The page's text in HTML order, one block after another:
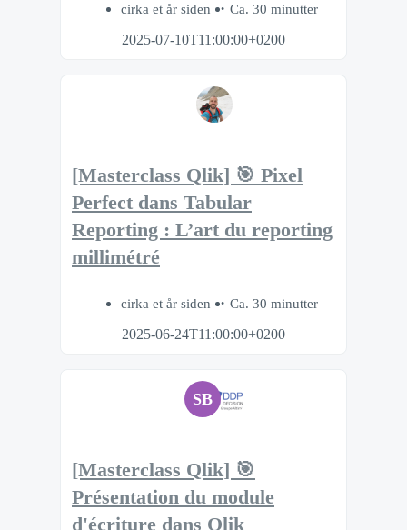
cirka et år siden
Ca. 30 minutter
2025-07-10T11:00:00+0200
[Masterclass Qlik] 🎯 Pixel
Perfect dans Tabular
Reporting : L’art du reporting
millimétré
cirka et år siden
Ca. 30 minutter
2025-06-24T11:00:00+0200
SB
[Masterclass Qlik] 🎯
Présentation du module
d'écriture dans Qlik